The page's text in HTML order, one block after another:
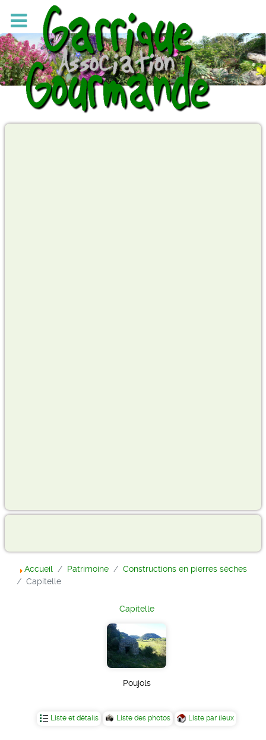
Accueil Patrimoine
Constructions en pierres sèches
Capitelle
Capitelle
Poujols
Liste et détails Liste des photos Liste par lieux